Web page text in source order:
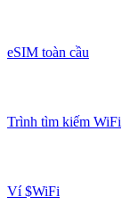
eSIM toàn cầu
Trình tìm kiếm WiFi
Ví $WiFi